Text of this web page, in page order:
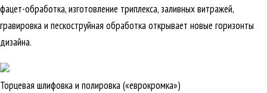
фацет-обработка, изготовление триплекса, заливных витражей,
гравировка и пескоструйная обработка открывает новые горизонты
дизайна.
Торцевая шлифовка и полировка («еврокромка»)